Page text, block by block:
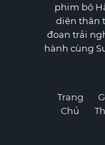
phim bộ
diện thân
đoạn trải
hành cùng
Trang
Chủ